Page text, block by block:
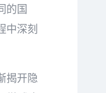
的国
中深刻
揭开隐